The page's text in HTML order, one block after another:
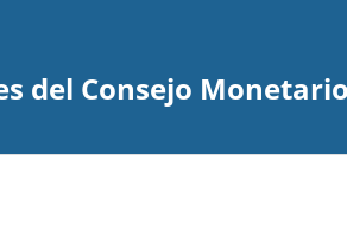
del Consejo